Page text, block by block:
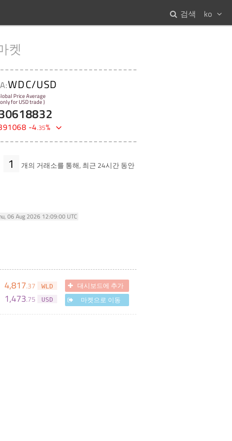
ko
검색
켓
WDC/USD
Price Average
for USD trade )
-4.35%
1 개의 거래소를 통해, 최근 24시간 동안
06 Aug 2026 12:09:00 UTC
4,817.37 WLD
1,473.75 USD
대시보드에 추가
마켓으로 이동